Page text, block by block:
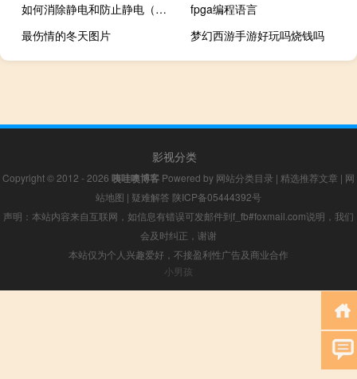
如何消除静电和防止静电（静电产生的原因）
fpga编程语言
最伤情的冬天图片
梦幻西游手游好玩吗烧钱吗
影视分类
Copyright © 2012 - 2026 咦哇噢博客 Powered by 网站分类目录 | 精选推荐文章 | 网
站地图 | 疑难解答 陕ICP备05444392号
声明：本站内容来自互联网，如信息有错误可发邮件到f_fb#foxmail.com说明，我们
会及时纠正，谢谢
本站仅为个人兴趣爱好，不接盈利性广告及商业合作
小男孩